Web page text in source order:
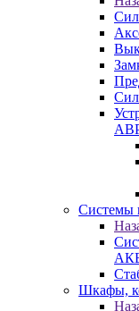
Системы
Шкафы,